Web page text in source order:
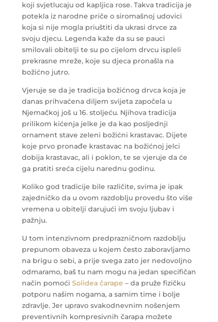
koji svjetlucaju od kapljica rose. Takva tradicija je
potekla iz narodne priče o siromašnoj udovici
koja si nije mogla priuštiti da ukrasi drvce za
svoju djecu. Legenda kaže da su se pauci
smilovali obitelji te su po cijelom drvcu ispleli
prekrasne mreže, koje su djeca pronašla na
božićno jutro.
Vjeruje se da je tradicija božićnog drvca koja je
danas prihvaćena diljem svijeta započela u
Njemačkoj još u 16. stoljeću. Njihova tradicija
prilikom kićenja jelke je da kao posljednji
ornament stave zeleni božićni krastavac. Dijete
koje prvo pronađe krastavac na božićnoj jelci
dobija krastavac, ali i poklon, te se vjeruje da će
ga pratiti sreća cijelu narednu godinu.
Koliko god tradicije bile različite, svima je ipak
zajedničko da u ovom razdoblju provedu što više
vremena u obitelji darujući im svoju ljubav i
pažnju.
U tom intenzivnom predprazničnom razdoblju
prepunom obaveza u kojem često zaboravljamo
na brigu o sebi, a prije svega zato jer nedovoljno
odmaramo, baš tu nam mogu na jedan specifičan
način pomoći Solidea čarape – da pruže fizičku
potporu našim nogama, a samim time i bolje
zdravlje. Jer upravo svakodnevnim nošenjem
preventivnih kompresivnih čarapa možete